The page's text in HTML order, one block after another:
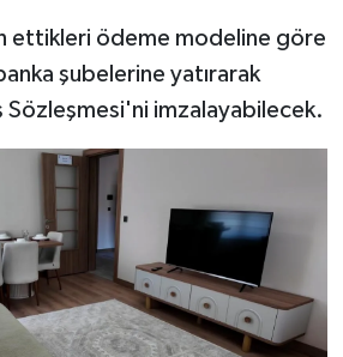
ettikleri ödeme modeline göre
şubelerine yatırarak
Sözleşmesi'ni imzalayabilecek.